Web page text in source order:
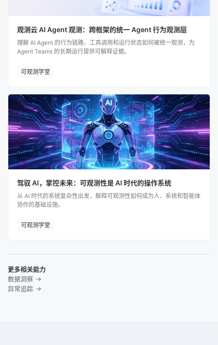
观测云 AI Agent 观测：跨框架的统一 Agent 行为观测层
理解 AI Agent 的行为链路、工具调用和运行状态如何被统一观测，为
Agent Teams 的长期运行提供可解释证据。
可观测学堂
驾驭 AI，掌控未来：可观测性是 AI 时代的操作系统
从 AI 时代的系统复杂性出发，解释可观测性如何成为人、系统和智能体
协作的基础设施。
可观测学堂
更多相关能力
数据洞察
异常追踪